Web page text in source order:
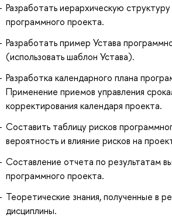
Разработать иерархическую
программного проекта.
Разработать пример Устава
(использовать шаблон Устава).
Разработка календарного плана
Применение приемов управления
корректирования календаря проекта.
Составить таблицу рисков
вероятность и влияние рисков на
Составление отчета по результатам
программного проекта.
Теоретические знания, полученные в
дисциплины.